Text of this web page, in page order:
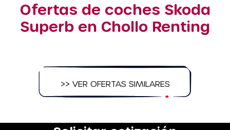
Ofertas de coches Skoda
Superb en Chollo Renting
>> VER OFERTAS SIMILARES